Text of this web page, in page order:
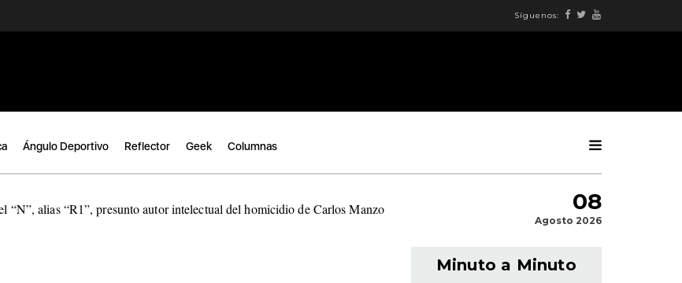
Síguenos:
Ángulo Deportivo Reflector Geek Columnas
“N”, alias “R1”, presunto autor intelectual del homicidio de Carlos Manzo 08
Agosto 2026
Minuto a Minuto